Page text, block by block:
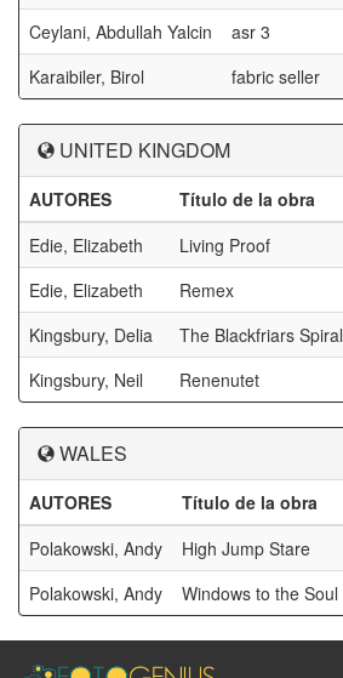
Ceylani, Abdullah Yalcin
asr 3
Karaibiler, Birol
fabric seller
UNITED KINGDOM
AUTORES Título de la obra
Edie, Elizabeth
Living Proof
Edie, Elizabeth
Remex
Kingsbury, Delia
The Blackfriars Spiral
Kingsbury, Neil
Renenutet
WALES
AUTORES Título de la obra
Polakowski, Andy
High Jump Stare
Polakowski, Andy
Windows to the Soul